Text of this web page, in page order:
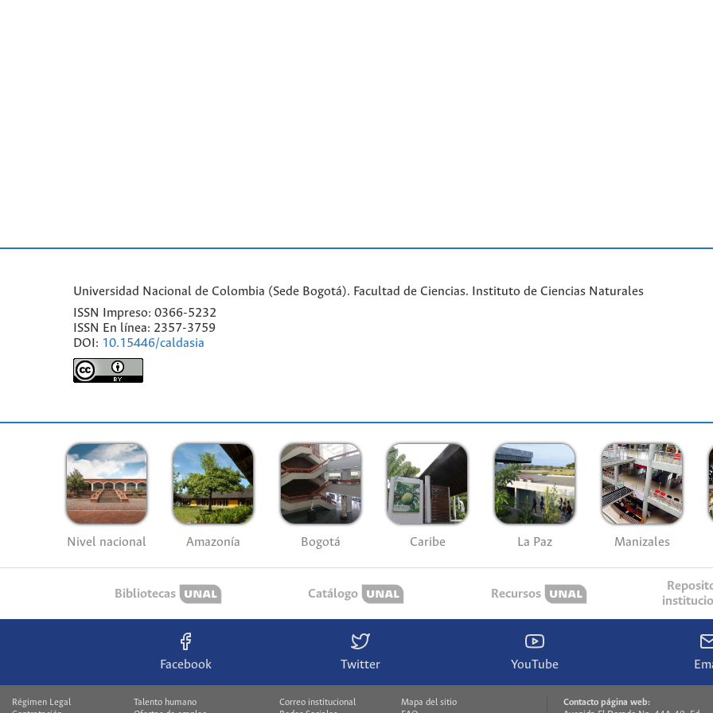
Universidad Nacional de Colombia (Sede Bogotá). Facultad de Ciencias. Instituto de Ciencias Naturales
ISSN Impreso: 0366-5232
ISSN En línea: 2357-3759
DOI: 10.15446/caldasia
Nivel nacional Amazonía Bogotá Caribe La Paz Manizales
Bibliotecas Catálogo Recursos
Facebook Twitter YouTube
Régimen Legal
Talento humano
Correo institucional
Mapa del sitio
Contacto página web: